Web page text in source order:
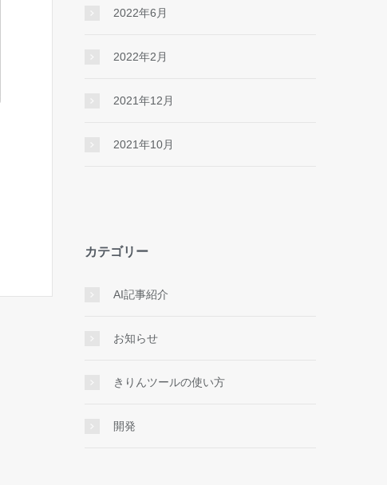
2022年6月
2022年2月
2021年12月
2021年10月
カテゴリー
AI記事紹介
お知らせ
きりんツールの使い方
開発